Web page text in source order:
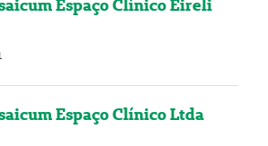
Espaço Clínico Eireli
Espaço Clínico Ltda